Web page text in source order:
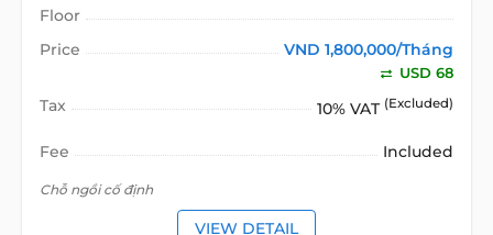
Floor
Price
VND 1,800,000/Tháng
USD 68
Tax 10% VAT (Excluded)
Fee Included
Chỗ ngồi cố định
VIEW DETAIL